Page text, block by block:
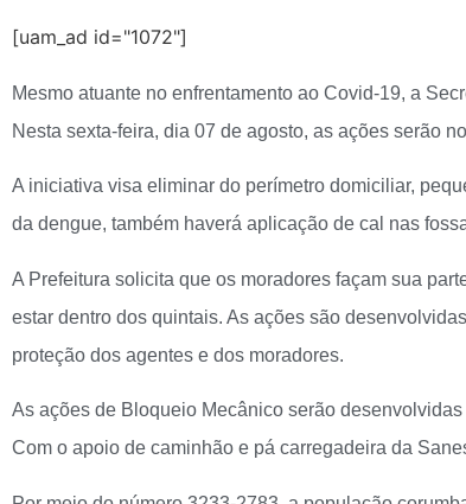
[uam_ad id="1072"]
Mesmo atuante no enfrentamento ao Covid-19, a
Nesta sexta-feira, dia 07 de agosto, as ações serão
A iniciativa visa eliminar do perímetro domiciliar,
da dengue, também haverá aplicação de cal nas
A Prefeitura solicita que os moradores façam sua
estar dentro dos quintais. As ações são
proteção dos agentes e dos moradores.
As ações de Bloqueio Mecânico serão
Com o apoio de caminhão e pá carregadeira da